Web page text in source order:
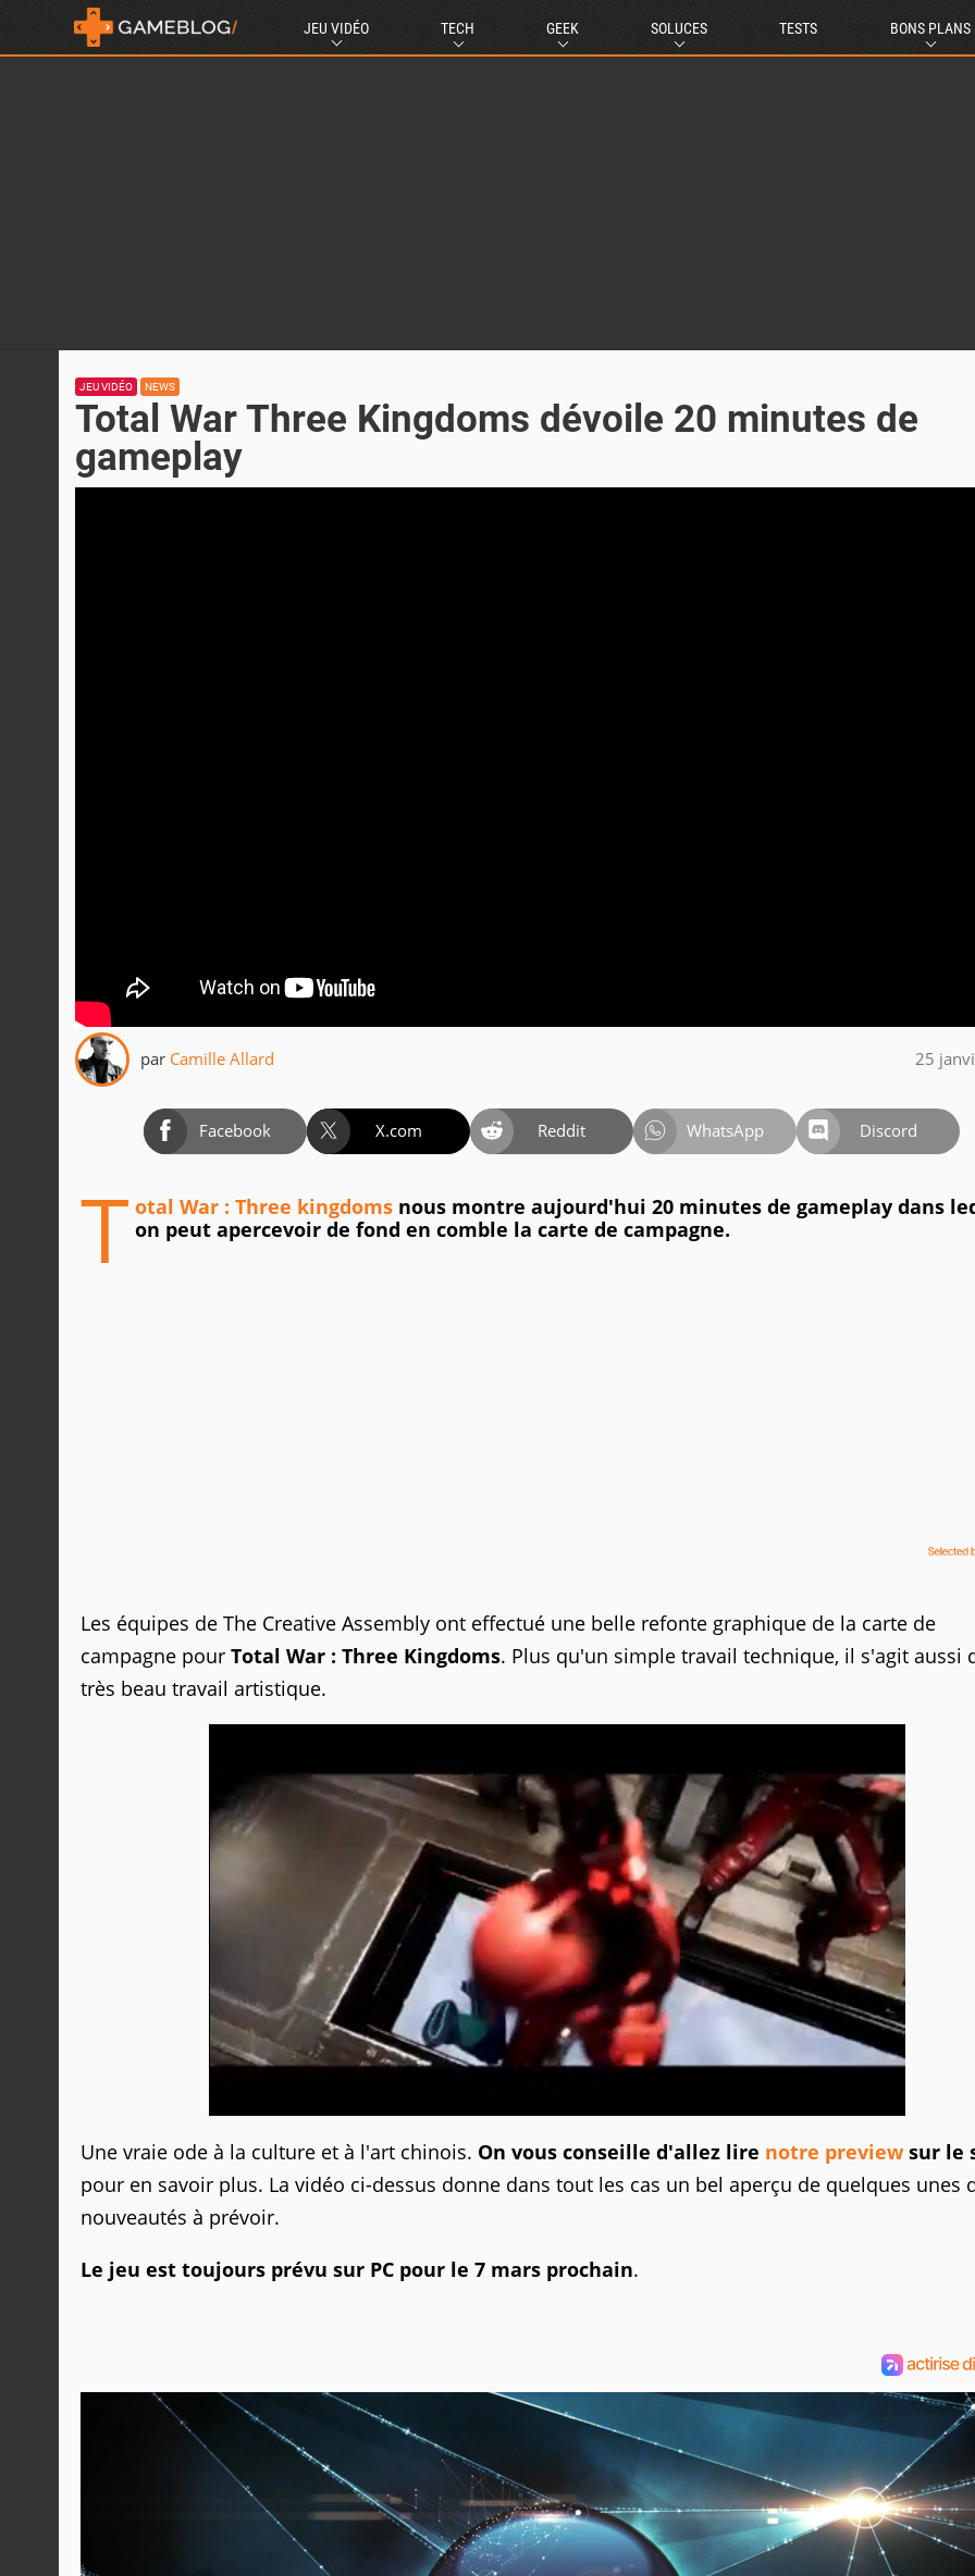
JEU VIDÉO TECH GEEK SOLUCES TESTS BONS PLANS
JEU VIDÉO NEWS
Total War Three Kingdoms dévoile 20 minutes de
gameplay
par Camille Allard 25
Facebook X.com Reddit WhatsApp Discord
T otal War : Three kingdoms nous montre aujourd'hui 20 minutes de gameplay dans
on peut apercevoir de fond en comble la carte de campagne.
Les équipes de The Creative Assembly ont effectué une belle refonte graphique de la carte de
campagne pour Total War : Three Kingdoms. Plus qu'un simple travail technique, il s'agit aussi
très beau travail artistique.
Une vraie ode à la culture et à l'art chinois. On vous conseille d'allez lire notre preview sur le
pour en savoir plus. La vidéo ci-dessus donne dans tout les cas un bel aperçu de quelques unes
nouveautés à prévoir.
Le jeu est toujours prévu sur PC pour le 7 mars prochain.